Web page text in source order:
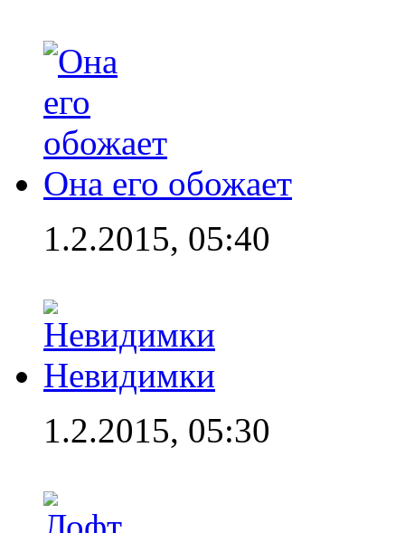
Она его обожает
1.2.2015, 05:40
Невидимки
1.2.2015, 05:30